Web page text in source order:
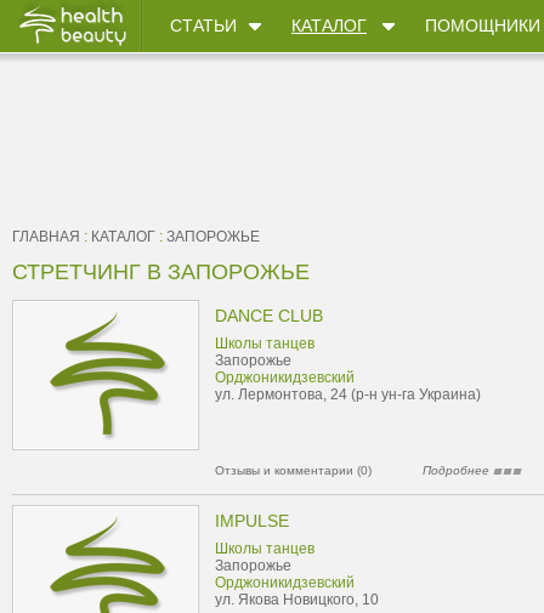
СТАТЬИ КАТАЛОГ ПОМОЩНИКИ
ГЛАВНАЯ : КАТАЛОГ : ЗАПОРОЖЬЕ
СТРЕТЧИНГ В ЗАПОРОЖЬЕ
DANCE CLUB
Школы танцев
Запорожье
Орджоникидзевский
ул. Лермонтова, 24 (р-н ун-га Украина)
Отзывы и комментарии (0) Подробнее
IMPULSE
Школы танцев
Запорожье
Орджоникидзевский
ул. Якова Новицкого, 10